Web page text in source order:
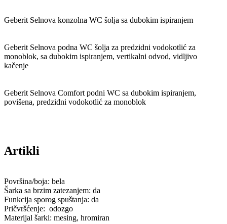
Geberit Selnova konzolna WC šolja sa dubokim ispiranjem
Geberit Selnova podna WC šolja za predzidni vodokotlić za
monoblok, sa dubokim ispiranjem, vertikalni odvod, vidljivo
kačenje
Geberit Selnova Comfort podni WC sa dubokim ispiranjem,
povišena, predzidni vodokotlić za monoblok
Artikli
Površina/boja: bela
Šarka sa brzim zatezanjem: da
Funkcija sporog spuštanja: da
Pričvršćenje: odozgo
Materijal šarki: mesing, hromiran